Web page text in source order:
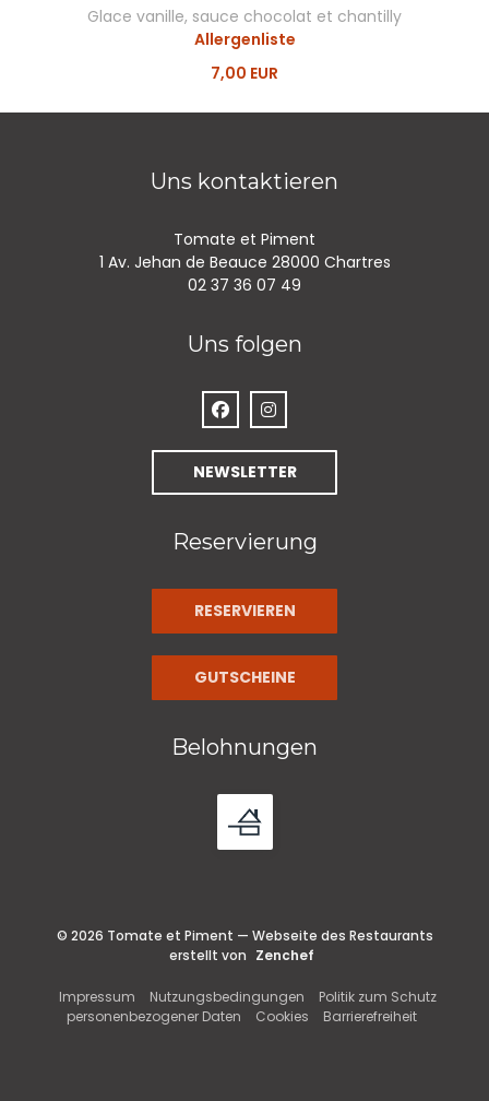
Glace vanille, sauce chocolat et chantilly
Allergenliste
7,00 EUR
Uns kontaktieren
Tomate et Piment
1 Av. Jehan de Beauce 28000 Chartres((öffnet ein
02 37 36 07 49
Uns folgen
Facebook ((öffnet ein neues
Instagram ((öffnet ein
NEWSLETTER
Reservierung
RESERVIEREN
GUTSCHEINE
Belohnungen
© 2026 Tomate et Piment — Webseite des Restaurants
erstellt von Zenchef
Impressum((öffnet ein neues Fenster))
Nutzungsbedingungen((öffnet ein neues Fenster))
Politik zum Schutz
personenbezogener Daten ((öffnet ein neues Fenster))
Cookies ((öffnet ein neues Fenster))
Barrierefreiheit((öffnet